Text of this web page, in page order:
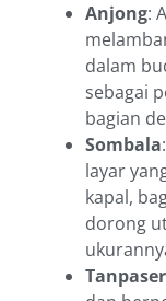
Anjong:
dalam
sebagai
bagian
Sombala
layar
kapal,
dorong